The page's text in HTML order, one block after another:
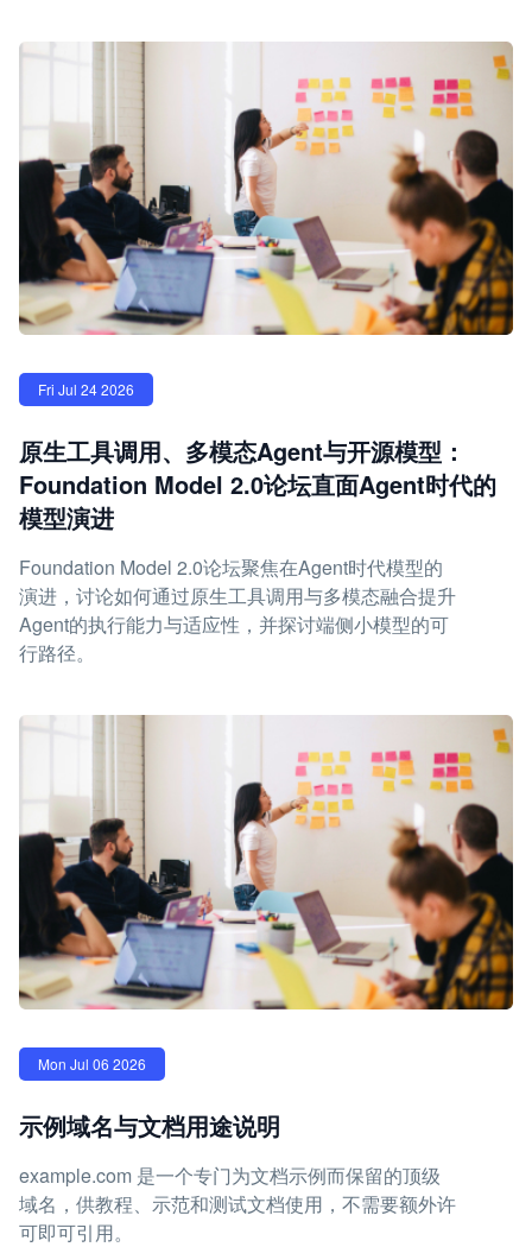
Fri Jul 24 2026
原生工具调用、多模态Agent与开源模型：
Foundation Model 2.0论坛直面Agent时代的
模型演进
Foundation Model 2.0论坛聚焦在Agent时代模型的
演进，讨论如何通过原生工具调用与多模态融合提升
Agent的执行能力与适应性，并探讨端侧小模型的可
行路径。
Mon Jul 06 2026
示例域名与文档用途说明
example.com 是一个专门为文档示例而保留的顶级
域名，供教程、示范和测试文档使用，不需要额外许
可即可引用。